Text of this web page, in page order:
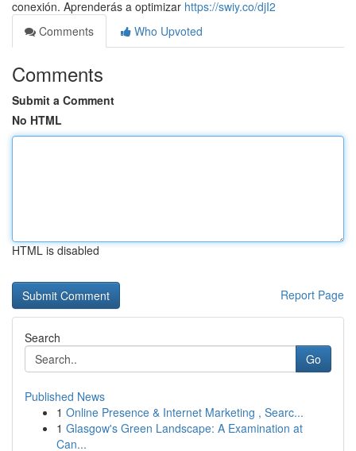
conexión. Aprenderás a optimizar https://swiy.co/djI2
Comments
Who Upvoted
Comments
Submit a Comment
No HTML
HTML is disabled
Report Page
Search
Go
Published News
1 Online Presence & Internet Marketing , Searc...
1 Glasgow's Green Landscape: A Examination at
Can...